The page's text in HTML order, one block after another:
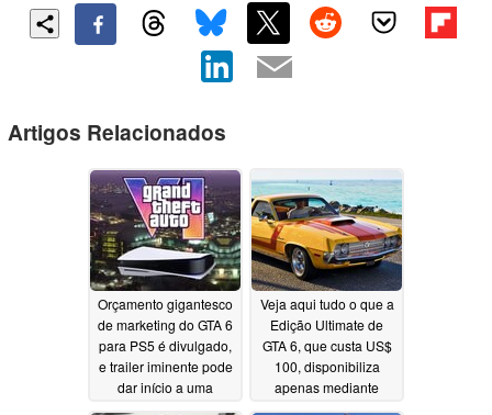
Artigos Relacionados
Orçamento gigantesco
de marketing do GTA 6
para PS5 é divulgado,
e trailer iminente pode
dar início a uma
Veja aqui tudo o que a
Edição Ultimate de
GTA 6, que custa US$
100, disponibiliza
apenas mediante
06/26/2026